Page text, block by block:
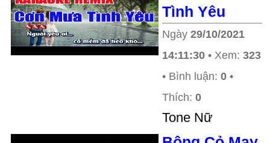
Tình Yêu
Ngày 29/10/2021
14:11:30 • Xem: 323
• Bình luận: 0 •
Thích: 0
Tone Nữ